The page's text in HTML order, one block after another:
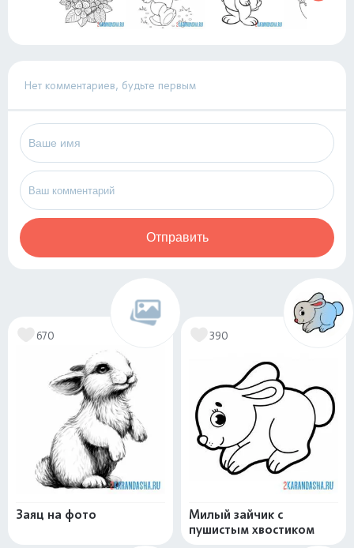
Нет комментариев, будьте первым
Отправить
670
Заяц на фото
390
Милый зайчик с
пушистым хвостиком